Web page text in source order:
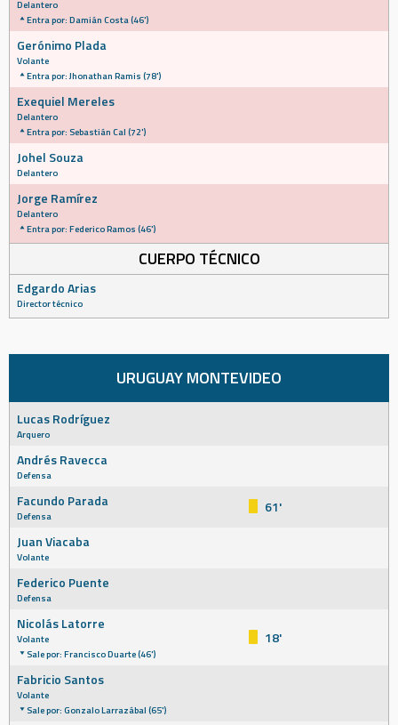
Delantero
Entra por: Damián Costa (46')
Gerónimo Plada
Volante
Entra por: Jhonathan Ramis (78')
Exequiel Mereles
Delantero
Entra por: Sebastián Cal (72')
Johel Souza
Delantero
Jorge Ramírez
Delantero
Entra por: Federico Ramos (46')
CUERPO TÉCNICO
Edgardo Arias
Director técnico
URUGUAY MONTEVIDEO
Lucas Rodríguez
Arquero
Andrés Ravecca
Defensa
Facundo Parada
Defensa
61'
Juan Viacaba
Volante
Federico Puente
Defensa
Nicolás Latorre
Volante
Sale por: Francisco Duarte (46')
18'
Fabricio Santos
Volante
Sale por: Gonzalo Larrazábal (65')